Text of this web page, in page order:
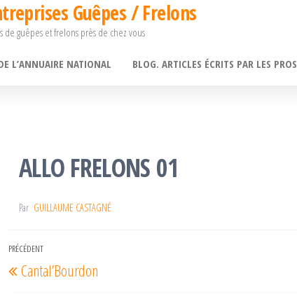
Guêpes / Frelons
guêpes et frelons près de chez vous
L’ANNUAIRE NATIONAL BLOG. ARTICLES ÉCRITS PAR LES PROS
ALLO FRELONS 01
Par GUILLAUME CASTAGNÉ
Navigation
de
Article
précédent
PRÉCÉDENT
Cantal’Bourdon